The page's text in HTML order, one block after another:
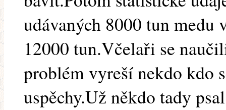
udávaných 8000 tun medu
12000 tun.Včelaři se
problém vyreší nekdo kdo
uspěchy.Už někdo tady